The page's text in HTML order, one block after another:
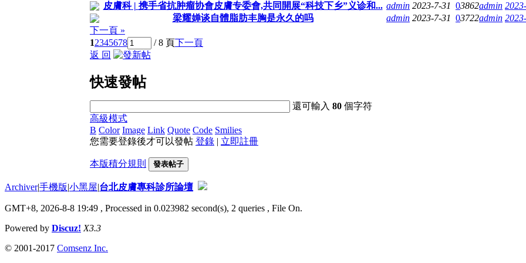
皮膚科 | 携手省抗肿瘤协會皮膚专委會,共同開展“科技下乡”义诊和... admin 2023-7-31 03862admin
梁耀婵谈自體脂肪丰胸是永久的吗
admin 2023-7-31 03722admin
下一頁 »
12345678 / 8 頁下一頁
返 回
快速發帖
還可輸入80 個字符
高級模式
B Color Image Link Quote Code Smilies
您需要登錄後才可以發帖 登錄 | 立即註冊
本版積分規則 發表帖子
Archiver|手機版|小黑屋|台北皮膚專科診所論壇
GMT+8, 2026-8-8 19:49 , Processed in 0.023982 second(s), 2 queries , File On.
Powered by Discuz! X3.3
© 2001-2017 Comsenz Inc.